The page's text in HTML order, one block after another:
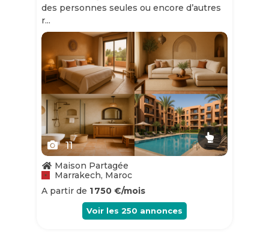
des personnes seules ou encore d’autres
r...
Slide 1 of 11
11
Maison Partagée
Marrakech, Maroc
A partir de 1 750 €/mois
Voir les 250 annonces